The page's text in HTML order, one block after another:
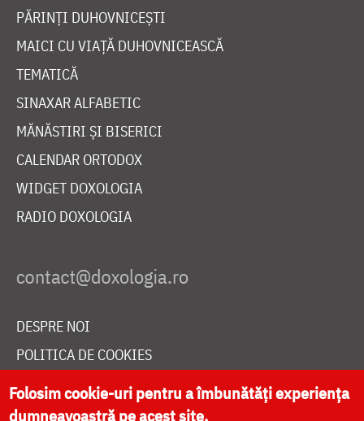
PĂRINȚI DUHOVNICEȘTI
MAICI CU VIAȚĂ DUHOVNICEASCĂ
TEMATICĂ
SINAXAR ALFABETIC
MĂNĂSTIRI ȘI BISERICI
CALENDAR ORTODOX
WIDGET DOXOLOGIA
RADIO DOXOLOGIA
DESPRE NOI
POLITICA DE COOKIES
DONEAZĂ ONLINE PENTRU CATEDRALA NAȚIONALĂ
Folosim cookie-uri pentru a îmbunătăți experiența
dumneavoastră pe acest site.